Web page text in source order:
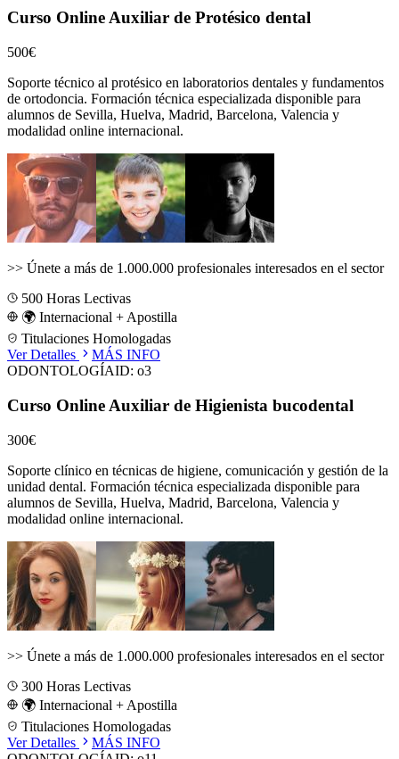
Curso Online Auxiliar de Protésico dental
500€
Soporte técnico al protésico en laboratorios dentales y fundamentos
de ortodoncia. Formación técnica especializada disponible para
alumnos de Sevilla, Huelva, Madrid, Barcelona, Valencia y
modalidad online internacional.
>> Únete a más de 1.000.000 profesionales interesados en el sector
500 Horas Lectivas
🌍 Internacional + Apostilla
Titulaciones Homologadas
Ver Detalles
MÁS INFO
ODONTOLOGÍAID: o3
Curso Online Auxiliar de Higienista bucodental
300€
Soporte clínico en técnicas de higiene, comunicación y gestión de la
unidad dental. Formación técnica especializada disponible para
alumnos de Sevilla, Huelva, Madrid, Barcelona, Valencia y
modalidad online internacional.
>> Únete a más de 1.000.000 profesionales interesados en el sector
300 Horas Lectivas
🌍 Internacional + Apostilla
Titulaciones Homologadas
Ver Detalles
MÁS INFO